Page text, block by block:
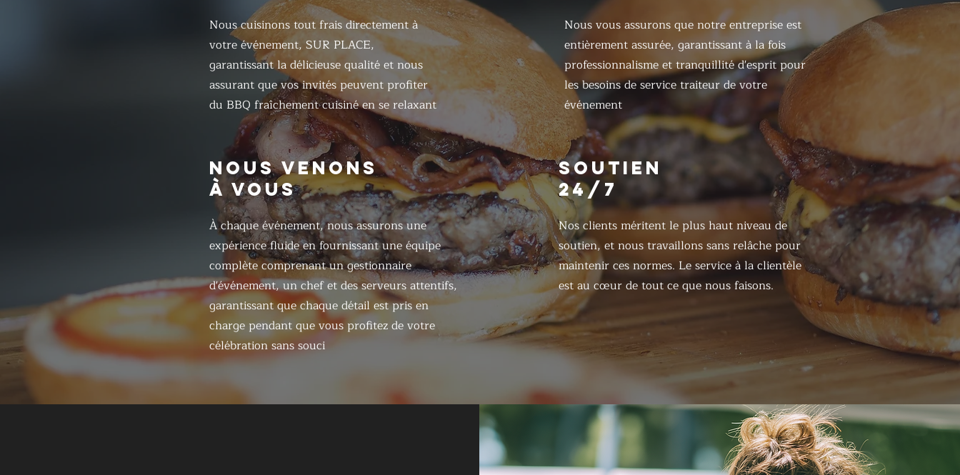
Nous cuisinons tout frais directement à
votre événement, SUR PLACE,
garantissant la délicieuse qualité et nous
assurant que vos invités peuvent profiter
du BBQ fraîchement cuisiné en se relaxant
Nous vous assurons que notre entreprise est
entièrement assurée, garantissant à la fois
professionnalisme et tranquillité d'esprit pour
les besoins de service traiteur de votre
événement
NOUS VENONS
À VOUS
À chaque événement, nous assurons une
expérience fluide en fournissant une équipe
complète comprenant un gestionnaire
d'événement, un chef et des serveurs attentifs,
garantissant que chaque détail est pris en
charge pendant que vous profitez de votre
célébration sans souci
SOUTIEN
24/7
Nos clients méritent le plus haut niveau de
soutien, et nous travaillons sans relâche pour
maintenir ces normes. Le service à la clientèle
est au cœur de tout ce que nous faisons.